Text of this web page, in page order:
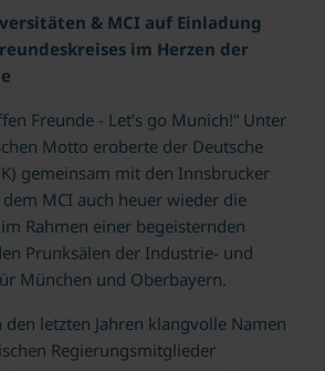
& MCI auf Einladung
im Herzen der
Freunde - Let’s go Munich!“ Unter
Motto eroberte der Deutsche
gemeinsam mit den Innsbrucker
MCI auch heuer wieder die
Rahmen einer begeisternden
Prunksälen der Industrie- und
München und Oberbayern.
letzten Jahren klangvolle Namen
Regierungsmitglieder